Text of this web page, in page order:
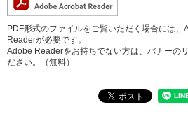
PDF形式のファイルをご覧いただく場合には
Readerが必要です。
Adobe Readerをお持ちでない方は、バナーの
ださい。（無料）